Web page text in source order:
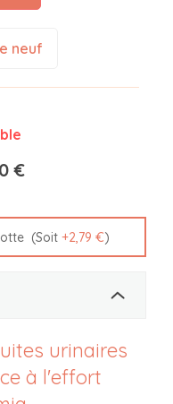
neuf
€
(Soit +2,79 €)
urinaires
à l'effort